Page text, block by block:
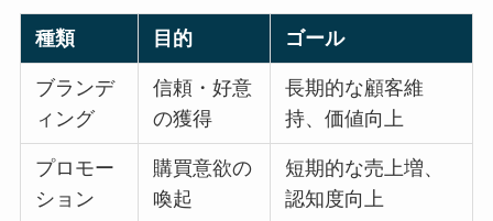
種類 目的 ゴール
ブランデ
ィング
信頼・好意
の獲得
長期的な顧客維
持、価値向上
プロモー
ション
購買意欲の
喚起
短期的な売上増、
認知度向上